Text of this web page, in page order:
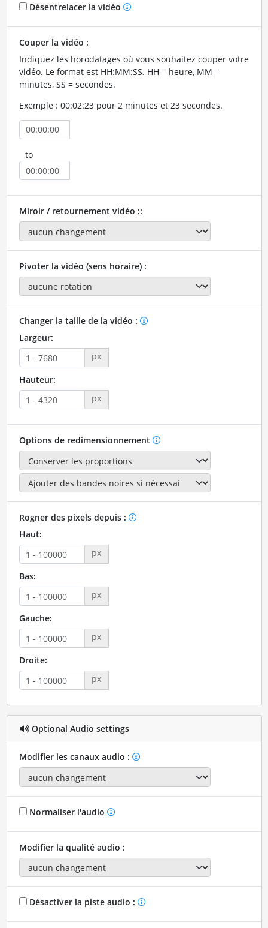
Désentrelacer la vidéo
Couper la vidéo :
Indiquez les horodatages où vous souhaitez couper votre
vidéo. Le format est HH:MM:SS. HH = heure, MM =
minutes, SS = secondes.
Exemple : 00:02:23 pour 2 minutes et 23 secondes.
to
Miroir / retournement vidéo ::
Pivoter la vidéo (sens horaire) :
Changer la taille de la vidéo :
Largeur:
px
Hauteur:
px
Options de redimensionnement
Rogner des pixels depuis :
Haut:
px
Bas:
px
Gauche:
px
Droite:
px
Optional Audio settings
Modifier les canaux audio :
Normaliser l'audio
Modifier la qualité audio :
Désactiver la piste audio :